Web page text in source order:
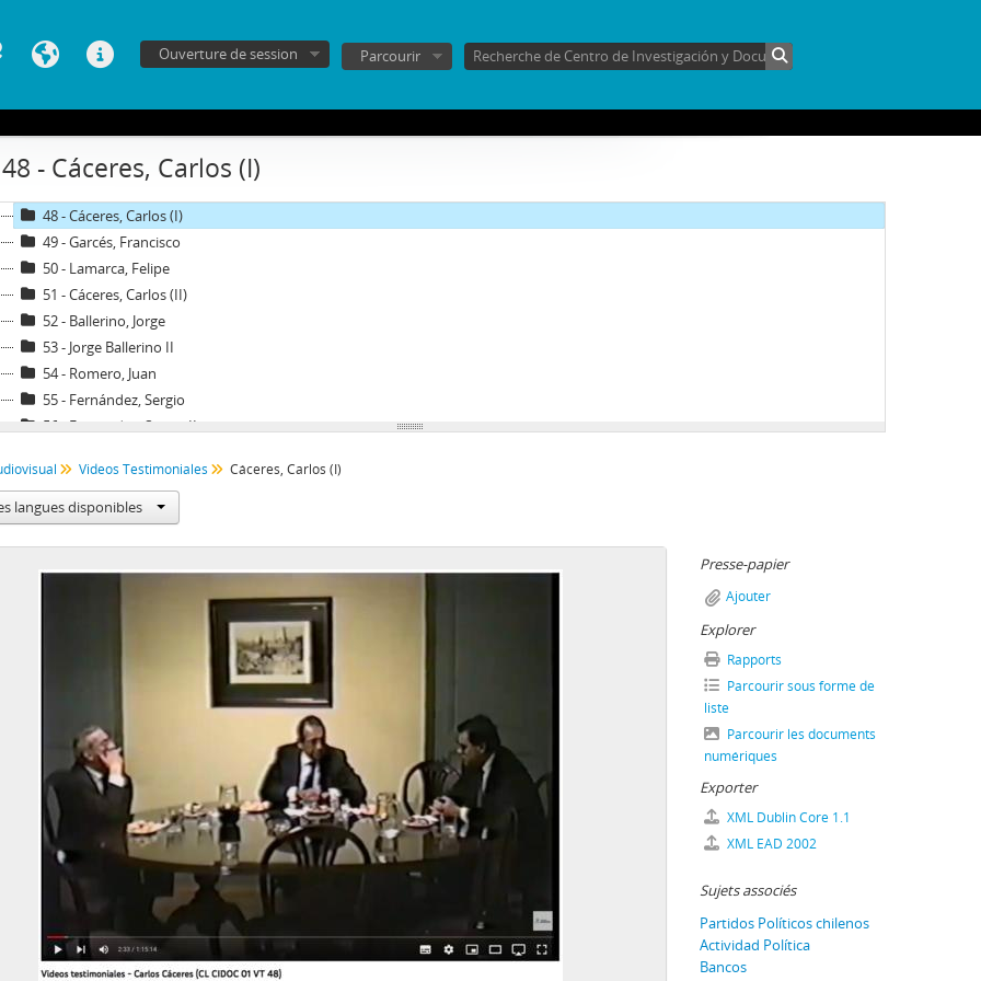
Ouverture de session Parcourir
- Cáceres, Carlos (I)
42 - Buchi, Hernán
44 - Büchi, Hernán
45 - Larroulet, Hernán
46 - Tapia, Daniel
48 - Cáceres, Carlos (I)
49 - Garcés, Francisco
50 - Lamarca, Felipe
51 - Cáceres, Carlos (II)
52 - Ballerino, Jorge
53 - Jorge Ballerino II
54 - Romero, Juan
55 - Fernández, Sergio
56 - Fernandez, Sergio II
58 - Madariaga, Mónica II
59 - Montero, Enrique I
60 - Montero, Enrique II
65 - Carmona, Juan de Dios
67 - Pinochet, Augusto
68 - Matthei, Fernando
69 - Matthei, Fernando
70 - Stange, Rodolfo
71 - Jarpa, Sergio Onofre
72 - Buckovsky, Vladimir
73 - Jarpa, Sergio Onofre
74 - Jarpa, Sergio Onofre
75 - Jarpa, Sergio Onofre
76 - Jarpa, Sergio Onofre
Videos Testimoniales Cáceres, Carlos (I)
langues disponibles
Presse-papier
Ajouter
Explorer
Rapports
Parcourir sous forme de
liste
Parcourir les documents
numériques
Exporter
XML Dublin Core 1.1
XML EAD 2002
Sujets associés
Partidos Políticos chilenos
Actividad Política
Bancos